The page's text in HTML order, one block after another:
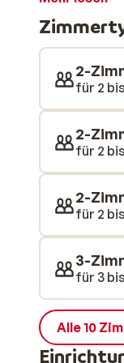
charmante
eingerichtet
eigenen
schönes
Wohnung
2-
für 2
2-
für 2
2-
für 2
3-
für 3
Alle 10